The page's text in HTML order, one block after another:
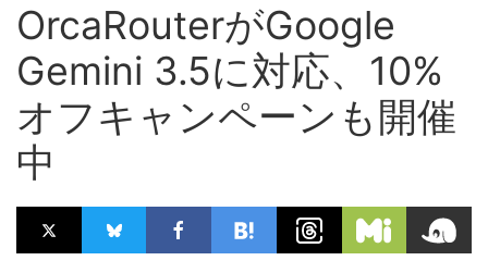
OrcaRouterがGoogle
Gemini 3.5に対応、10%
オフキャンペーンも開催
中